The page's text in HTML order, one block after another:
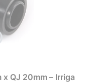
QJ 20mm – Irriga